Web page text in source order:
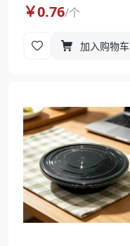
￥0.76/个
加入购物车